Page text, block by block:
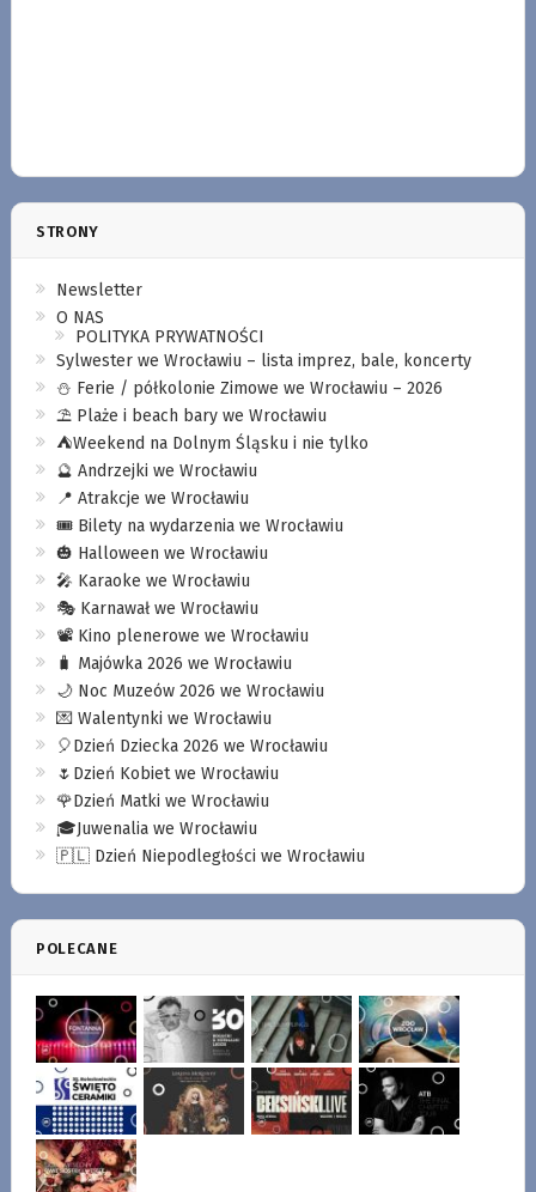
STRONY
Newsletter
O NAS
POLITYKA PRYWATNOŚCI
Sylwester we Wrocławiu – lista imprez, bale, koncerty
⛄️ Ferie / półkolonie Zimowe we Wrocławiu – 2026
⛱️ Plaże i beach bary we Wrocławiu
⛺️Weekend na Dolnym Śląsku i nie tylko
🔮 Andrzejki we Wrocławiu
📍 Atrakcje we Wrocławiu
🎟️ Bilety na wydarzenia we Wrocławiu
🎃 Halloween we Wrocławiu
🎤 Karaoke we Wrocławiu
🎭 Karnawał we Wrocławiu
📽️ Kino plenerowe we Wrocławiu
🧳 Majówka 2026 we Wrocławiu
🌙 Noc Muzeów 2026 we Wrocławiu
💌 Walentynki we Wrocławiu
🎈Dzień Dziecka 2026 we Wrocławiu
🌷Dzień Kobiet we Wrocławiu
🌹Dzień Matki we Wrocławiu
🎓Juwenalia we Wrocławiu
🇵🇱 Dzień Niepodległości we Wrocławiu
POLECANE